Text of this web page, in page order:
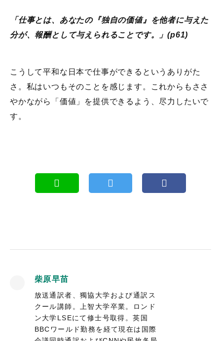
「仕事とは、あなたの『独自の価値』を他者に与えた
分が、報酬として与えられることです。」(p61)
こうして平和な日本で仕事ができるというありがた
さ。私はいつもそのことを感じます。これからもささ
やかながら「価値」を提供できるよう、尽力したいで
す。
柴原早苗
放送通訳者、獨協大学および通訳ス
クール講師。上智大学卒業。ロンド
ン大学LSEにて修士号取得。英国
BBCワールド勤務を経て現在は国際